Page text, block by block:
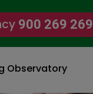
900 269 269
Observatory